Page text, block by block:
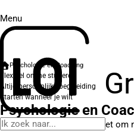
Menu
Psychologie en Coaching
Flexibel online studeren
Altijd persoonlijke begeleiding
Starten wanneer je wilt
Psychologie en
In elke organisatie draait het om